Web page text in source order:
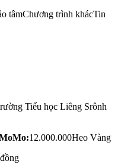
tâmChương trình khácTin
Tiểu học Liêng Srônh
12.000.000Heo Vàng